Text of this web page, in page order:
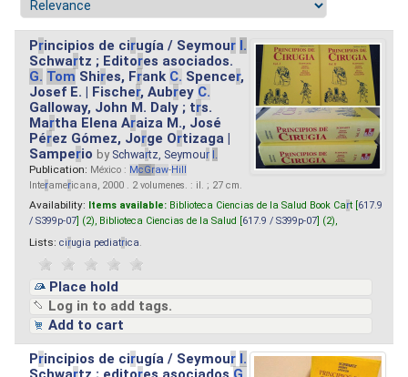
Principios de cirugía / Seymour I.
Schwartz ; Editores asociados.
G. Tom Shires, Frank C. Spencer,
Josef E. | Fischer, Aubrey C.
Galloway, John M. Daly ; trs.
Martha Elena Araiza M., José
Pérez Gómez, Jorge Ortizaga |
Samperio by Schwartz, Seymour I.
Publication: México : McGraw-Hill
Interamericana, 2000 . 2 volumenes. : il. ; 27 cm.
Availability: Items available: Biblioteca Ciencias de la Salud Book Cart [ 617.9
/ S399p-07 ] (2), Biblioteca Ciencias de la Salud [ 617.9 / S399p-07 ] (2),
Lists: cirugia pediatrica
Place hold
Log in to add tags.
Add to cart
Principios de cirugía / Seymour I.